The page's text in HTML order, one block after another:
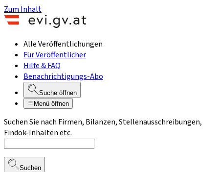
Zum Inhalt
Alle Veröffentlichungen
Für Veröffentlicher
Hilfe & FAQ
Benachrichtigungs-Abo
Suche öffnen
Menü öffnen
Suchen Sie nach Firmen, Bilanzen, Stellenausschreibungen,
Findok-Inhalten etc.
Suchen